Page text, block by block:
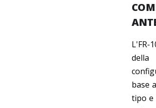
L'FR-
della
base
tipo e